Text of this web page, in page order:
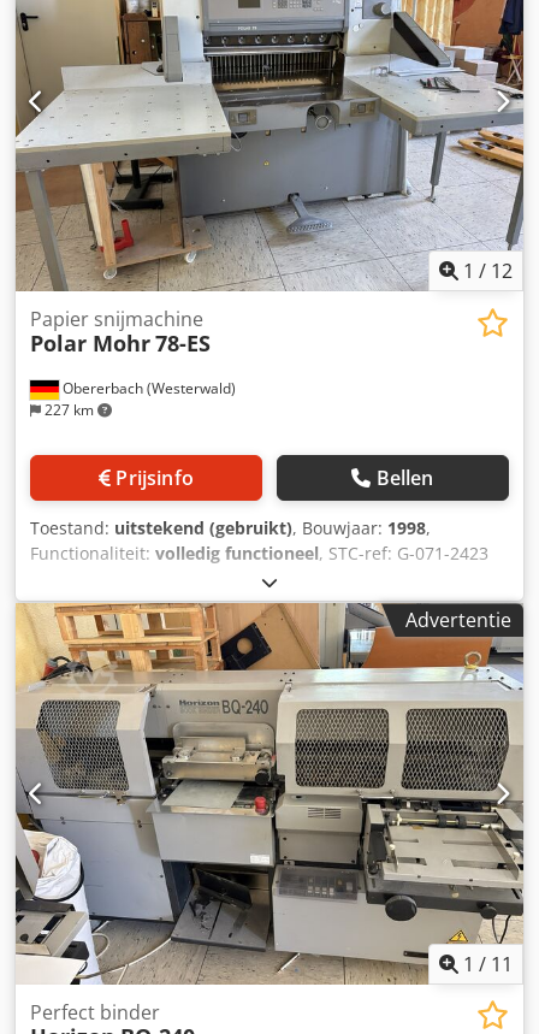
interface-module) Staat: Dit is een gebruikte machine. Er
kunnen gebruikssporen zichtbaar zijn, zoals kleine krasjes
of verkleuringen. De machine is getest op functionaliteit.
Verpakking en verzending: U kunt de machine tijdens onze
openingstijden komen bekijken. Maak hiervoor een
afspraak! Op aanvraag is een zeewaardige verpakking en
wereldwijde verzending mogelijk. Voor verzending of
aflevering wordt een functionele test op video vastgelegd.
Voor meer informatie kunt u natuurlijk ook persoonlijk
contact met ons opnemen.
1 / 12
Obererbach (Westerwald)
227 km
Papier snijmachine
Polar Mohr78-ES
Prijsinfo Bellen
Toestand: uitstekend (gebruikt), Bouwjaar: 1998,
Functionaliteit: volledig functioneel, STC-ref: G-071-2423
Polar 78-ES, bouwjaar: 1998 Formaat: 0x780 mm
Crodpfezdu N Esx Am Tef Uitrusting: -
Veiligheidslichtscherm - Fotocel - Achtertafelbescherming -
Geheugen voor programma's - Luchttafel links - Luchttafel
links - Luchttafel - Scherm (monitor) - Reservemes
Advertentie
1 / 11
Perfect binder